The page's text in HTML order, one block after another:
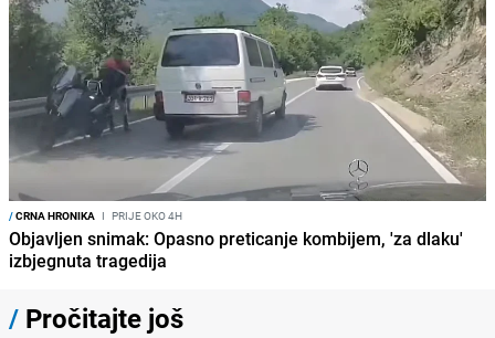
/CRNA HRONIKA I PRIJE OKO 4H
Objavljen snimak: Opasno preticanje kombijem, 'za dlaku'
izbjegnuta tragedija
/ Pročitajte još